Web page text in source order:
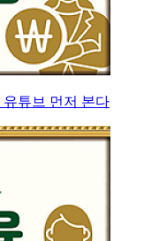
튜브 먼저 본다